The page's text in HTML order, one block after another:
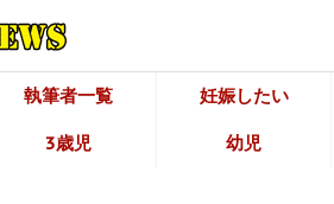
執筆者一覧 妊娠したい
3歳児 幼児